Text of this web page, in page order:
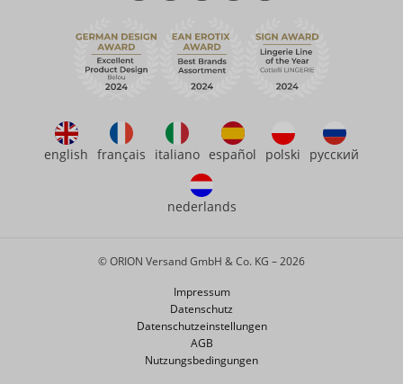
Kontakt
Häufige Fragen
Nachhaltigkeit
eroFame
english français italiano español polski русский
nederlands
Impressum
Datenschutz
Datenschutzeinstellungen
AGB
Nutzungsbedingungen
© ORION Versand GmbH & Co. KG – 2026